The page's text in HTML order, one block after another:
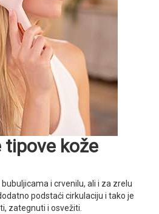
tipove kože
bubuljicama i crvenilu, ali i za zrelu
podstaći cirkulaciju i tako je
zategnuti i osvežiti.